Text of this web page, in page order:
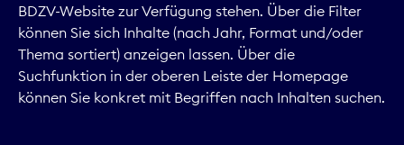
Digitales
Kommunikation
Marktdaten
BDZV-Website zur Verfügung stehen. Über die Filter
können Sie sich Inhalte (nach Jahr, Format und/oder
Thema sortiert) anzeigen lassen. Über die
Suchfunktion in der oberen Leiste der Homepage
können Sie konkret mit Begriffen nach Inhalten suchen.